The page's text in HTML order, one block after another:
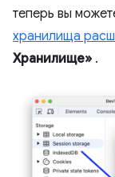
теперь вы
хранилища
Хранилище» .